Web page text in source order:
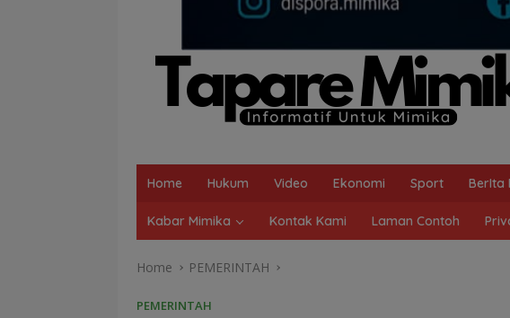
Home Hukum Video Ekonomi Sport BerIta
Kabar Mimika Kontak Kami Laman Contoh
Home PEMERINTAH
PEMERINTAH